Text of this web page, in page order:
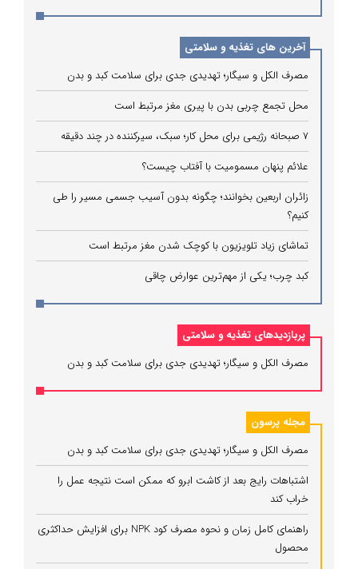
آخرین های تغذیه و سلامتی
مصرف الکل و سیگار؛ تهدیدی جدی برای سلامت کبد و بدن
محل تجمع چربی بدن با پیری مغز مرتبط است
۷ صبحانه رژیمی برای محل کار؛ سبک، سیرکننده در چند دقیقه
علائم پنهان مسمومیت با آفتاب چیست؟
زائران اربعین بخوانند؛ چگونه بدون آسیب جسمی مسیر را طی
کنیم؟
تماشای زیاد تلویزیون با کوچک شدن مغز مرتبط است
کبد چرب؛ یکی از مهم‌ترین عوارض چاقی
پربازدیدهای تغذیه و سلامتی
مصرف الکل و سیگار؛ تهدیدی جدی برای سلامت کبد و بدن
مجله پرسون
مصرف الکل و سیگار؛ تهدیدی جدی برای سلامت کبد و بدن
اشتباهات رایج بعد از کاشت ابرو که ممکن است نتیجه عمل را
خراب کند
راهنمای کامل زمان و نحوه مصرف کود NPK برای افزایش حداکثری
محصول